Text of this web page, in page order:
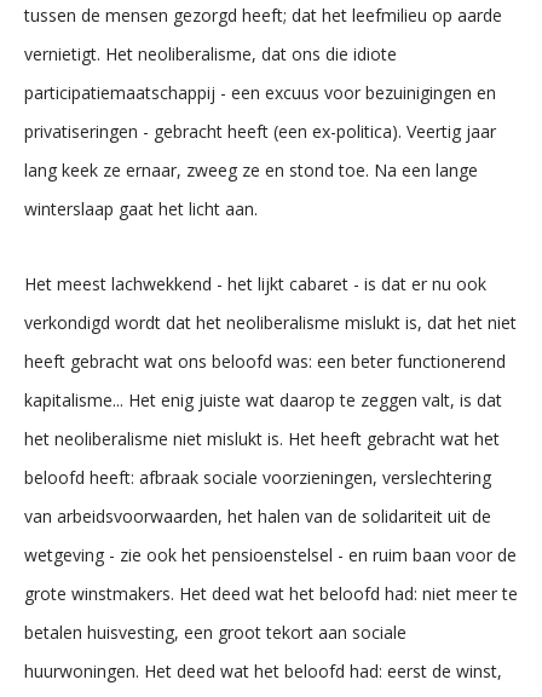
tussen de mensen gezorgd heeft; dat het leefmilieu op aarde
vernietigt. Het neoliberalisme, dat ons die idiote
participatiemaatschappij - een excuus voor bezuinigingen en
privatiseringen - gebracht heeft (een ex-politica). Veertig jaar
lang keek ze ernaar, zweeg ze en stond toe. Na een lange
winterslaap gaat het licht aan.
Het meest lachwekkend - het lijkt cabaret - is dat er nu ook
verkondigd wordt dat het neoliberalisme mislukt is, dat het niet
heeft gebracht wat ons beloofd was: een beter functionerend
kapitalisme... Het enig juiste wat daarop te zeggen valt, is dat
het neoliberalisme niet mislukt is. Het heeft gebracht wat het
beloofd heeft: afbraak sociale voorzieningen, verslechtering
van arbeidsvoorwaarden, het halen van de solidariteit uit de
wetgeving - zie ook het pensioenstelsel - en ruim baan voor de
grote winstmakers. Het deed wat het beloofd had: niet meer te
betalen huisvesting, een groot tekort aan sociale
huurwoningen. Het deed wat het beloofd had: eerst de winst,